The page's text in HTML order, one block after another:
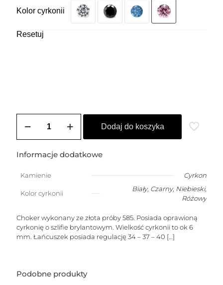
Kolor cyrkonii
Resetuj
Choker
(6
Dodaj do koszyka
Informacje dodatkowe
Kamienie Cyrkon
Kolor cyrkonii
Biały, Czarny, Niebieski,
Różowy
Choker wykonany ze złota próby 585. Posiada oprawioną
cyrkonię o szlifie brylantowym. Wielkość cyrkonii to ok 6
mm. Łańcuszek posiada regulację 34 – 37 – 40 […]
Podobne produkty